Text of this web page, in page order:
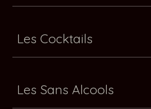
Les Cocktails
Les Sans Alcools